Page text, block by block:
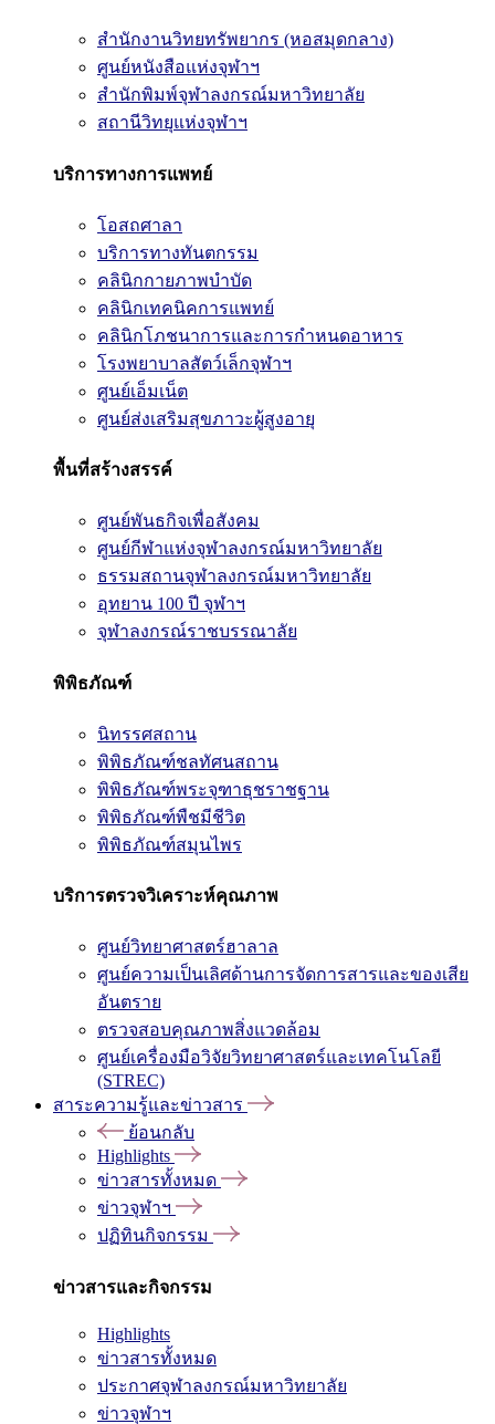
สำนักงานวิทยทรัพยากร (หอสมุดกลาง)
ศูนย์หนังสือแห่งจุฬาฯ
สำนักพิมพ์จุฬาลงกรณ์มหาวิทยาลัย
สถานีวิทยุแห่งจุฬาฯ
บริการทางการแพทย์
โอสถศาลา
บริการทางทันตกรรม
คลินิกกายภาพบำบัด
คลินิกเทคนิคการแพทย์
คลินิกโภชนาการและการกำหนดอาหาร
โรงพยาบาลสัตว์เล็กจุฬาฯ
ศูนย์เอ็มเน็ต
ศูนย์ส่งเสริมสุขภาวะผู้สูงอายุ
พื้นที่สร้างสรรค์
ศูนย์พันธกิจเพื่อสังคม
ศูนย์กีฬาแห่งจุฬาลงกรณ์มหาวิทยาลัย
ธรรมสถานจุฬาลงกรณ์มหาวิทยาลัย
อุทยาน 100 ปี จุฬาฯ
จุฬาลงกรณ์ราชบรรณาลัย
พิพิธภัณฑ์
นิทรรศสถาน
พิพิธภัณฑ์ชลทัศนสถาน
พิพิธภัณฑ์พระจุฑาธุชราชฐาน
พิพิธภัณฑ์พืชมีชีวิต
พิพิธภัณฑ์สมุนไพร
บริการตรวจวิเคราะห์คุณภาพ
ศูนย์วิทยาศาสตร์ฮาลาล
ศูนย์ความเป็นเลิศด้านการจัดการสารและของเสีย
อันตราย
ตรวจสอบคุณภาพสิ่งแวดล้อม
ศูนย์เครื่องมือวิจัยวิทยาศาสตร์และเทคโนโลยี
(STREC)
สาระความรู้และข่าวสาร
ย้อนกลับ
Highlights
ข่าวสารทั้งหมด
ข่าวจุฬาฯ
ปฏิทินกิจกรรม
ข่าวสารและกิจกรรม
Highlights
ข่าวสารทั้งหมด
ประกาศจุฬาลงกรณ์มหาวิทยาลัย
ข่าวจุฬาฯ